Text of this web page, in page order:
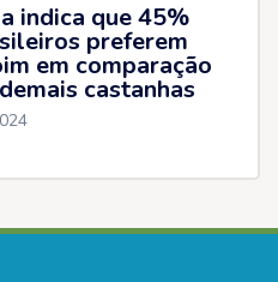
indica que 45%
preferem
em comparação
castanhas